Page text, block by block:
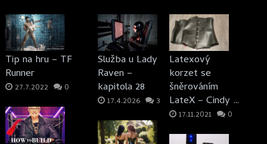
Tip na hru – TF
Runner
27.7.2022 0
Služba u Lady
Raven –
kapitola 28
17.4.2026 3
Latexový
korzet se
šněrováním
LateX – Cindy …
17.11.2021 0